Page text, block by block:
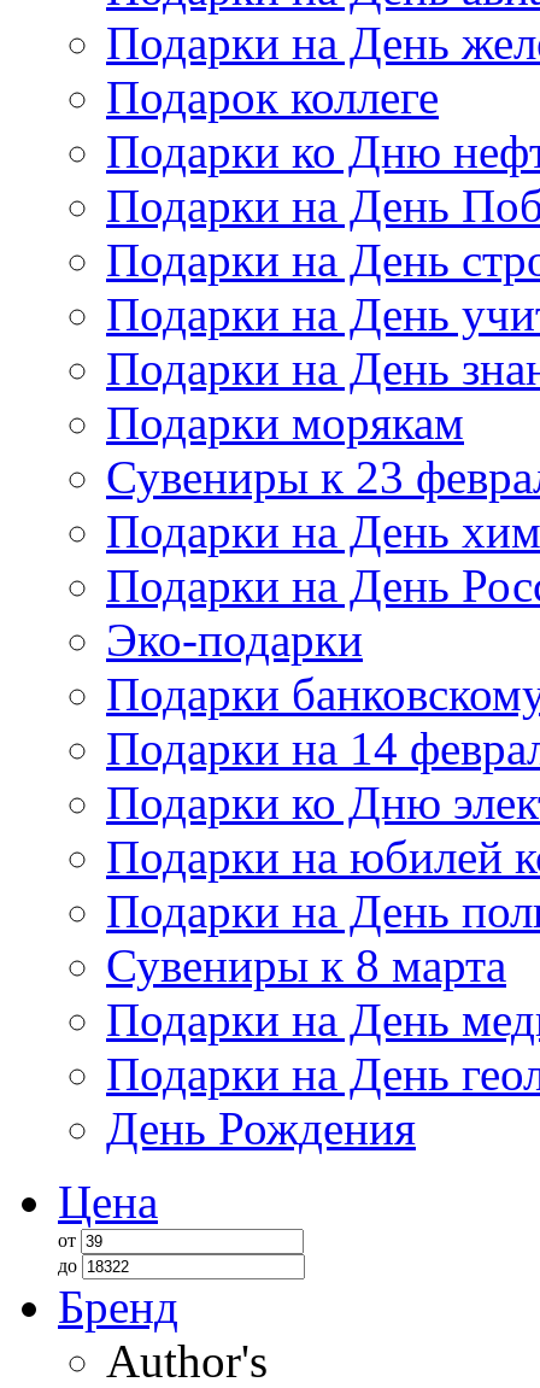
Подарки на День
Подарок коллеге
Подарки ко Дню
Подарки на День
Подарки на День
Подарки на День
Подарки на День
Подарки морякам
Сувениры к 23
Подарки на День
Подарки на День
Эко-подарки
Подарки
Подарки на 14
Подарки ко Дню
Подарки на юбилей
Подарки на День
Сувениры к 8 марта
Подарки на День
Подарки на День
День Рождения
Цена
от
до
Бренд
Author's